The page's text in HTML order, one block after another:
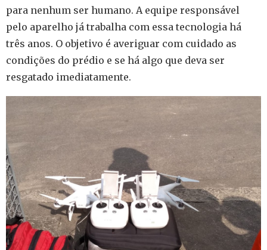
para nenhum ser humano. A equipe responsável
pelo aparelho já trabalha com essa tecnologia há
três anos. O objetivo é averiguar com cuidado as
condições do prédio e se há algo que deva ser
resgatado imediatamente.